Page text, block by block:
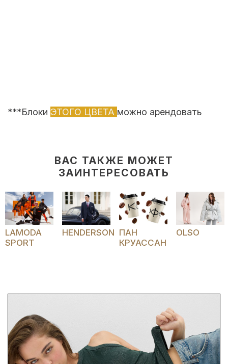
***Блоки ЭТОГО ЦВЕТА можно арендовать
ВАС ТАКЖЕ МОЖЕТ
ЗАИНТЕРЕСОВАТЬ
LAMODA
SPORT
HENDERSON ПАН
КРУАССАН
OLSO